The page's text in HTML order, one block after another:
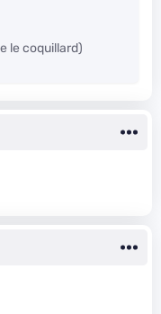
le coquillard)